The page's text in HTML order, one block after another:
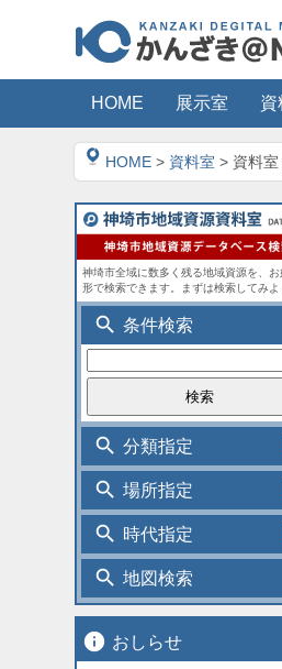
HOME 展示室 資
HOME > 資料室 > 資料
神埼市全域に数多く残る地域資源を、お
形で検索できます。まずは検索してみよ
search 条件検索
search 分類指定
search 場所指定
search 時代指定
search 地図検索
info おしらせ